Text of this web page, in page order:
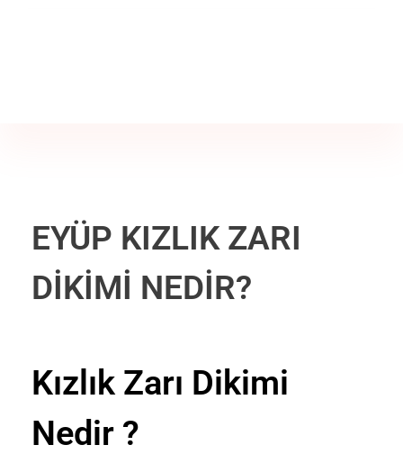
EYÜP KIZLIK ZARI
DİKİMİ NEDİR?
Kızlık Zarı Dikimi
Nedir ?